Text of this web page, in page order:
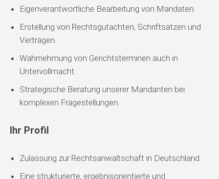
Eigenverantwortliche Bearbeitung von Mandaten.
Erstellung von Rechtsgutachten, Schriftsätzen und
Verträgen.
Wahrnehmung von Gerichtsterminen auch in
Untervollmacht.
Strategische Beratung unserer Mandanten bei
komplexen Fragestellungen.
Ihr Profil
Zulassung zur Rechtsanwaltschaft in Deutschland.
Eine strukturierte, ergebnisorientierte und